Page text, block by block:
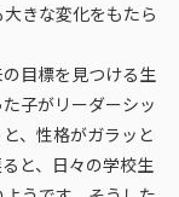
きな変化をもたら
目標を見つける生
子がリーダーシッ
、性格がガラッと
と、日々の学校生